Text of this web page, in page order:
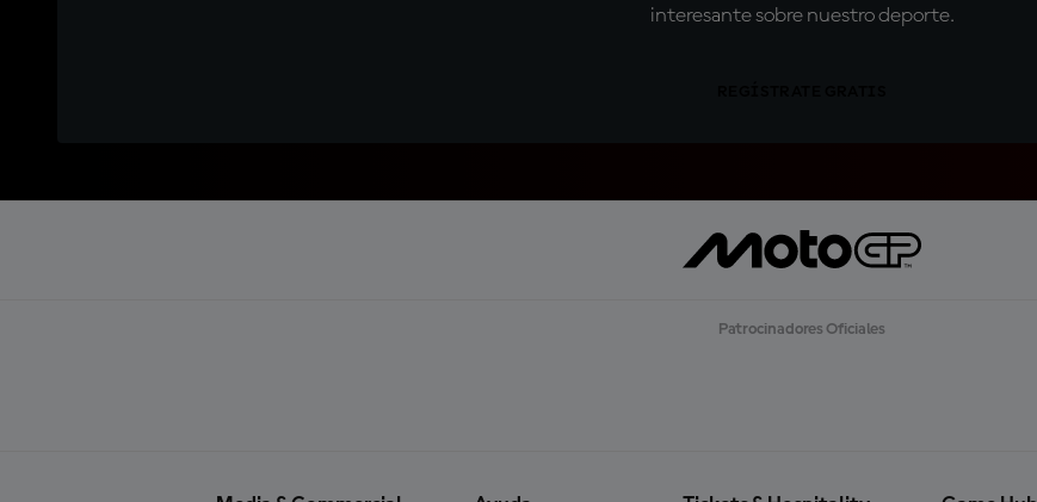
interesante sobre nuestro deporte.
Patrocinadores Oficiales